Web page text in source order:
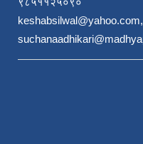
keshabsilwal@yahoo.com,